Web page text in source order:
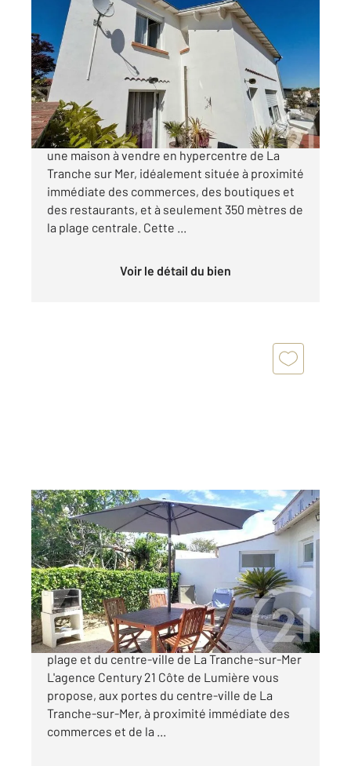
LA TRANCHE SUR MER 85
110,95 m
2, 5 pièces
Ref : 2458
Maison à vendre
356 100 €
CENTURY 21 Côte de Lumière vous propose
une maison à vendre en hypercentre de La
Tranche sur Mer, idéalement située à proximité
immédiate des commerces, des boutiques et
des restaurants, et à seulement 350 mètres de
la plage centrale. Cette ...
Voir le détail du bien
LA TRANCHE SUR MER 85
86,95 m2, 5 pièces
Ref : 2536
Maison à vendre
271 000 €
Maison 5 pièces à seulement 600 mètres de la
plage et du centre-ville de La Tranche-sur-Mer
L'agence Century 21 Côte de Lumière vous
propose, aux portes du centre-ville de La
Tranche-sur-Mer, à proximité immédiate des
commerces et de la ...